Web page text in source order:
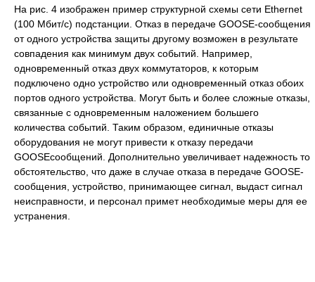
На рис. 4 изображен пример структурной схемы сети Ethernet
(100 Мбит/c) подстанции. Отказ в передаче GOOSE-сообщения
от одного устройства защиты другому возможен в результате
совпадения как минимум двух событий. Например,
одновременный отказ двух коммутаторов, к которым
подключено одно устройство или одновременный отказ обоих
портов одного устройства. Могут быть и более сложные отказы,
связанные с одновременным наложением большего
количества событий. Таким образом, единичные отказы
оборудования не могут привести к отказу передачи
GOOSEсообщений. Дополнительно увеличивает надежность то
обстоятельство, что даже в случае отказа в передаче GOOSE-
сообщения, устройство, принимающее сигнал, выдаст сигнал
неисправности, и персонал примет необходимые меры для ее
устранения.